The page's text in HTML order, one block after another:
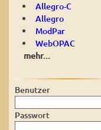
Allegro-C
Allegro
ModPar
WebOPAC
mehr...
Benutzer
Passwort